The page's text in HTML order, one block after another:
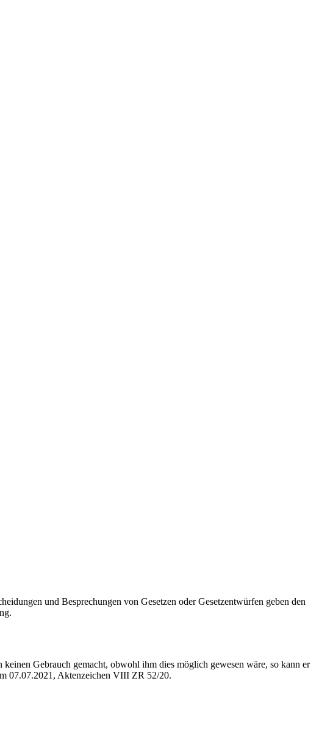
und Besprechungen von Gesetzen oder Gesetzentwürfen geben den
Gebrauch gemacht, obwohl ihm dies möglich gewesen wäre, so kann er
07.07.2021, Aktenzeichen VIII ZR 52/20.